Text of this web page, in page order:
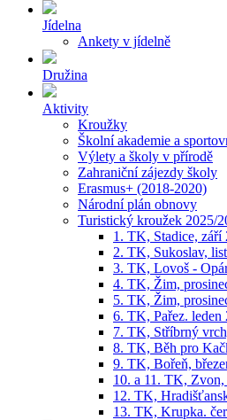
Jídelna
Ankety v jídelně
Družina
Aktivity
Kroužky
Školní akademie a
Výlety a školy v přírodě
Zahraniční zájezdy školy
Erasmus+ (2018-2020)
Národní plán obnovy
Turistický kroužek 2025/
1. TK, Stadice, září
2. TK, Sukoslav,
3. TK, Lovoš -
4. TK, Žim,
5. TK, Žim,
6. TK, Pařez. leden
7. TK, Stříbrný
8. TK, Běh pro
9. TK, Bořeň,
10. a 11. TK, Zvon,
12. TK,
13. TK, Krupka.